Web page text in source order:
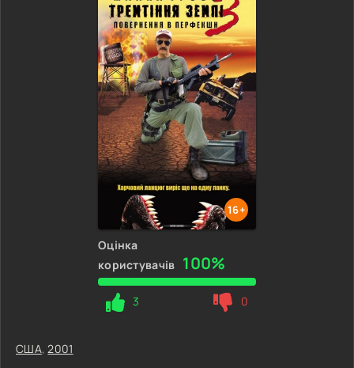
16+
Оцінка
користувачів 100%
3 0
США,2001